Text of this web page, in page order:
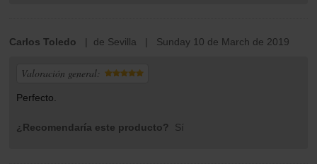
Carlos Toledo | de Sevilla | Sunday 10 de March de 2019
Valoración general:
Perfecto.
¿Recomendaría este producto? Sí